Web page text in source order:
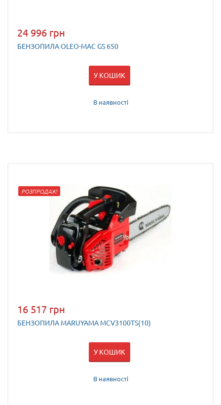
24 996 грн
БЕНЗОПИЛА OLEO-МАC GS 650
У КОШИК
В наявності
РОЗПРОДАЖ!
16 517 грн
БЕНЗОПИЛА MARUYAMA MCV3100TS(10)
У КОШИК
В наявності